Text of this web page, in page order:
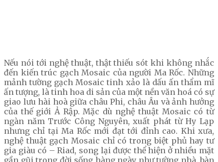
Nếu nói tới nghệ thuật, thật thiếu sót khi không nhắc
đến kiến trúc gạch Mosaic của người Ma Rốc. Những
mảnh tường gạch Mosaic tinh xảo là dấu ấn thẩm mĩ
ấn tượng, là tinh hoa di sản của một nền văn hoá có sự
giao lưu hài hoà giữa châu Phi, châu Âu và ảnh hưởng
của thế giới Ả Rập. Mặc dù nghệ thuật Mosaic có từ
ngàn năm Trước Công Nguyên, xuất phát từ Hy Lạp
nhưng chỉ tại Ma Rốc mới đạt tới đỉnh cao. Khi xưa,
nghệ thuật gạch Mosaic chỉ có trong biệt phủ hay tư
gia giàu có – Riad, song lại được thể hiện ở nhiều mặt